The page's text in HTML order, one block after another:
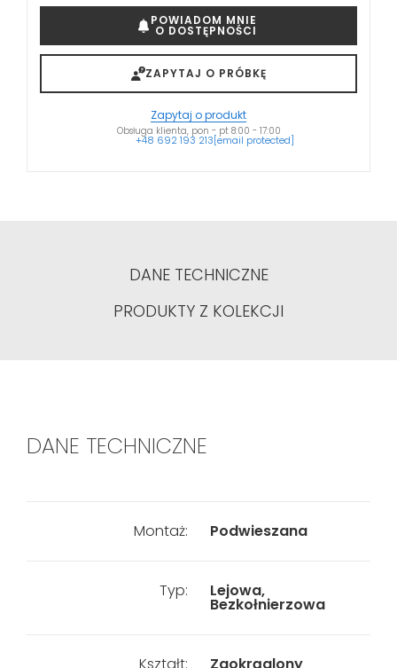
POWIADOM MNIE
O DOSTĘPNOŚCI
ZAPYTAJ O PRÓBKĘ
Zapytaj o produkt
Obsługa klienta, pon - pt 8:00 - 17:00
+48 692 193 213[email protected]
DANE TECHNICZNE
PRODUKTY Z KOLEKCJI
DANE TECHNICZNE
Montaż: Podwieszana
Typ: Lejowa,
Bezkołnierzowa